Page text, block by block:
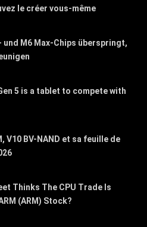
le créer vous-même
und M6 Max-Chips überspringt,
5 is a tablet to compete with
V10 BV-NAND et sa feuille de
Thinks The CPU Trade Is
(ARM) Stock?